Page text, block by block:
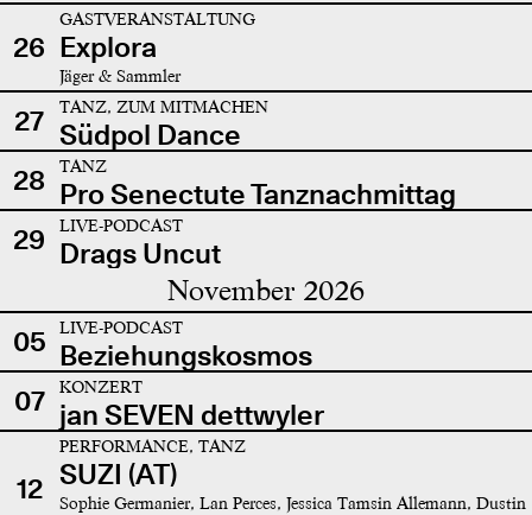
26
GASTVERANSTALTUNG
Explora
Jäger & Sammler
27 TANZ, ZUM MITMACHEN
Südpol Dance
28
TANZ
Pro Senectute Tanznachmittag
29
LIVE-PODCAST
Drags Uncut
November 2026
05 LIVE-PODCAST
Beziehungskosmos
07
KONZERT
jan SEVEN dettwyler
12
PERFORMANCE, TANZ
SUZI (AT)
Sophie Germanier, Lan Perces, Jessica Tamsin Allemann, Dustin